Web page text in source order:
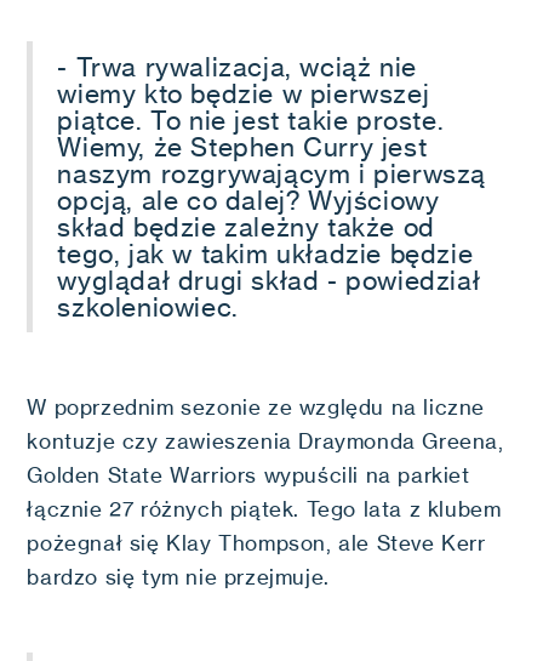
- Trwa rywalizacja, wciąż nie
wiemy kto będzie w pierwszej
piątce. To nie jest takie proste.
Wiemy, że Stephen Curry jest
naszym rozgrywającym i pierwszą
opcją, ale co dalej? Wyjściowy
skład będzie zależny także od
tego, jak w takim układzie będzie
wyglądał drugi skład - powiedział
szkoleniowiec.
W poprzednim sezonie ze względu na liczne
kontuzje czy zawieszenia Draymonda Greena,
Golden State Warriors wypuścili na parkiet
łącznie 27 różnych piątek. Tego lata z klubem
pożegnał się Klay Thompson, ale Steve Kerr
bardzo się tym nie przejmuje.